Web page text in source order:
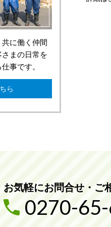
に働く仲間
まの日常を
事です。
ら
お気軽にお問合せ・ご
0270-